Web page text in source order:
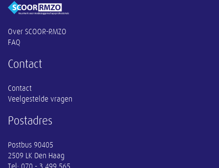
Overige informatie
Over SCOOR-RMZO
FAQ
Contact
Contact
Veelgestelde vragen
Postadres
Postbus 90405
2509 LK Den Haag